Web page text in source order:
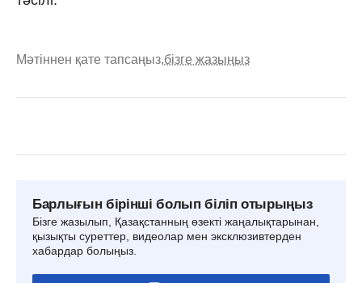
Мәтіннен қате тапсаңыз,бізге жазыңыз
Барлығын бірінші болып біліп отырыңыз
Бізге жазылып, Қазақстанның өзекті жаңалықтарынан,
қызықты суреттер, видеолар мен эксклюзивтерден
хабардар болыңыз.